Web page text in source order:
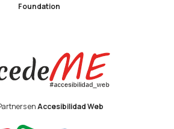
Foundation
enAccesibilidad Web